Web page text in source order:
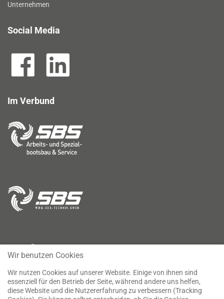
Unternehmen
Social Media
Im Verbund
Wir benutzen Cookies
Wir nutzen Cookies auf unserer Website. Einige von ihnen sind
essenziell für den Betrieb der Seite, während andere uns helfen,
diese Website und die Nutzererfahrung zu verbessern (Tracking